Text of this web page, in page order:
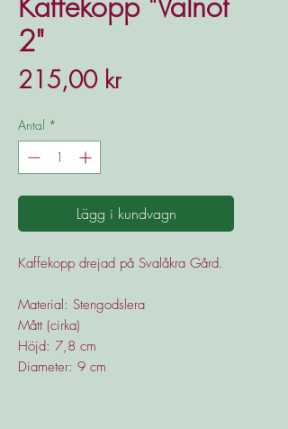
2"
215,00 krPris
Antal *
Lägg i kundvagn
Kaffekopp drejad på Svalåkra Gård.
Material: Stengodslera
Mått (cirka)
Höjd: 7,8 cm
Diameter: 9 cm